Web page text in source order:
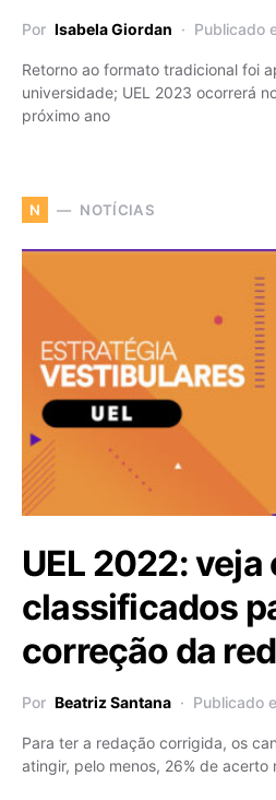
Por Isabela Giordan Publicado
Retorno ao formato tradicional foi
universidade; UEL 2023 ocorrerá
próximo ano
N NOTÍCIAS
UEL 2022: veja
classificados
correção da
Por Beatriz Santana Publicado
Para ter a redação corrigida, os
atingir, pelo menos, 26% de acerto